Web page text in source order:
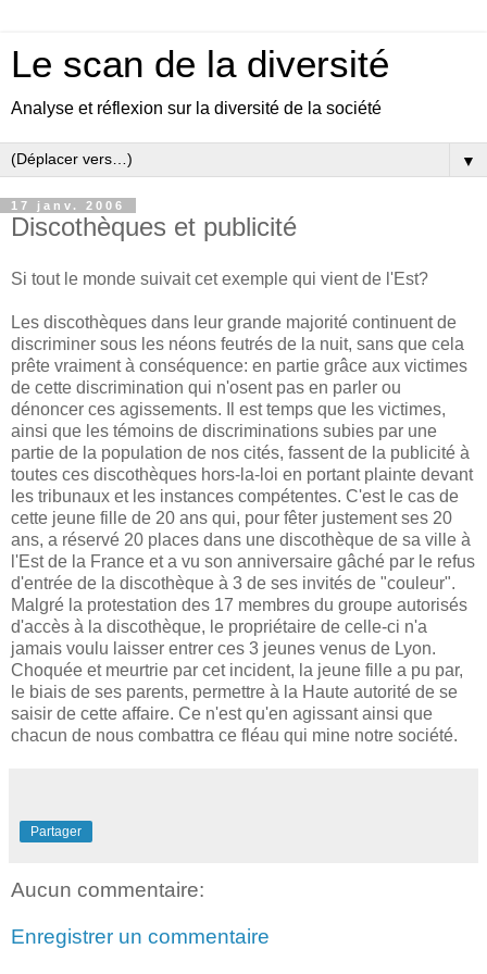
Le scan de la diversité
Analyse et réflexion sur la diversité de la société
▼
17 janv. 2006
Discothèques et publicité
Si tout le monde suivait cet exemple qui vient de l'Est?
Les discothèques dans leur grande majorité continuent de
discriminer sous les néons feutrés de la nuit, sans que cela
prête vraiment à conséquence: en partie grâce aux victimes
de cette discrimination qui n'osent pas en parler ou
dénoncer ces agissements. Il est temps que les victimes,
ainsi que les témoins de discriminations subies par une
partie de la population de nos cités, fassent de la publicité à
toutes ces discothèques hors-la-loi en portant plainte devant
les tribunaux et les instances compétentes. C'est le cas de
cette jeune fille de 20 ans qui, pour fêter justement ses 20
ans, a réservé 20 places dans une discothèque de sa ville à
l'Est de la France et a vu son anniversaire gâché par le refus
d'entrée de la discothèque à 3 de ses invités de "couleur".
Malgré la protestation des 17 membres du groupe autorisés
d'accès à la discothèque, le propriétaire de celle-ci n'a
jamais voulu laisser entrer ces 3 jeunes venus de Lyon.
Choquée et meurtrie par cet incident, la jeune fille a pu par,
le biais de ses parents, permettre à la Haute autorité de se
saisir de cette affaire. Ce n'est qu'en agissant ainsi que
chacun de nous combattra ce fléau qui mine notre société.
Partager
Aucun commentaire:
Enregistrer un commentaire